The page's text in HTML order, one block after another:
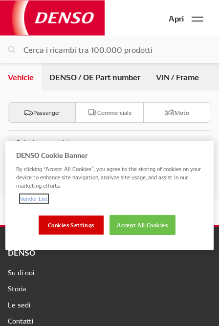
Apri
Vehicle DENSO / OE Part number VIN / Frame
Passenger Commerciale Moto
Seleziona marchio
Seleziona modello
DENSO
Su di noi
Storia
Le sedi
Contatti
DENSO Cookie Banner
By clicking “Accept All Cookies”, you agree to the storing of cookies on your
device to enhance site navigation, analyze site usage, and assist in our
marketing efforts.
Vendor List
Accept All Cookies
Cookies Settings